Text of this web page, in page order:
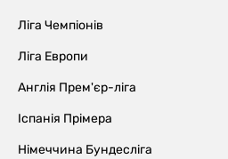
Ліга Чемпіонів
Ліга Европи
Англія Прем'єр-ліга
Іспанія Прімера
Німеччина Бундесліга